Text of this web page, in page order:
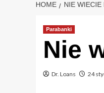
HOME NIE
Parabanki
Nie
Dr. Loans 24